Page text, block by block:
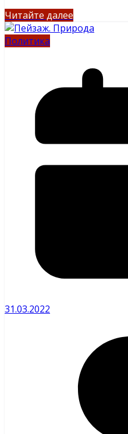
Читайте далее
Политика
31.03.2022